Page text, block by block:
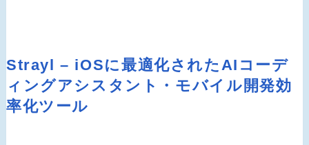
Strayl – iOSに最適化されたAIコーデ
ィングアシスタント・モバイル開発効
率化ツール